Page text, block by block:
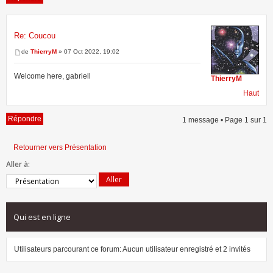
1 message • Page1sur
Re: Coucou
de ThierryM » 07 Oct 2022, 19:02
Welcome here, gabriell
ThierryM
Haut
Répondre 1 message • Page 1 sur 1
Retourner vers Présentation
Aller à:
Qui est en ligne
Utilisateurs parcourant ce forum: Aucun utilisateur enregistré et 2 invités